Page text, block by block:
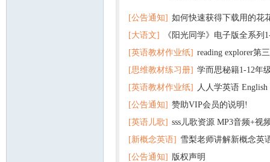
[公告通知] 如何快速获得下载用的花
[大语文]
《阳光同学》电子版全系列
+英语
[英语教材作业纸] reading explorer第
+音频 百度云网盘下载
[思维教材练习册] 学而思秘籍1-12年
子版PDF全册 百度网盘
[英语教材作业纸] 人人学英语
版pdf 百度网盘下载
[公告通知] 赞助VIP会员的说明!
[英语儿歌] sss儿歌资源 MP3音频+视
百度云网盘下载
[新概念英语] 雪梨老师讲解新概念英
[公告通知] 版权声明